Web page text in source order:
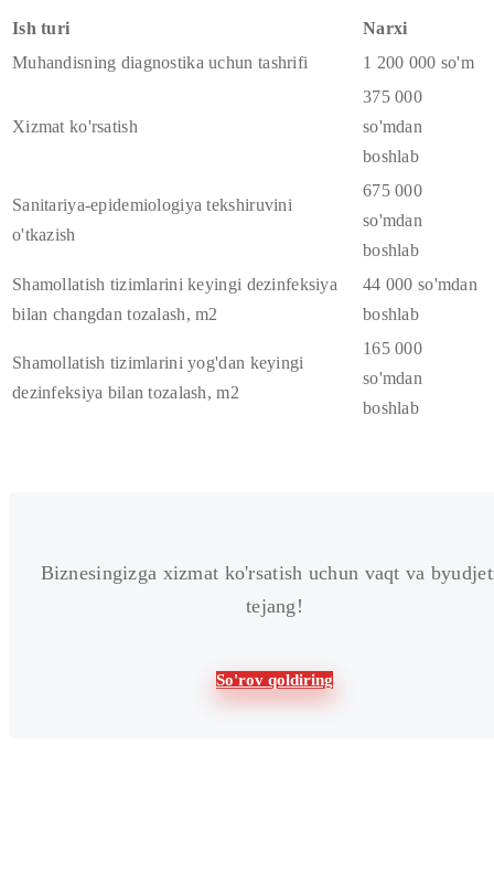
Ish turi
Narxi
Muhandisning diagnostika uchun tashrifi
1 200 000 so'm
Xizmat ko'rsatish
375 000
so'mdan
boshlab
Sanitariya-epidemiologiya tekshiruvini
o'tkazish
675 000
so'mdan
boshlab
Shamollatish tizimlarini keyingi dezinfeksiya
bilan changdan tozalash, m2
44 000 so'mdan
boshlab
Shamollatish tizimlarini yog'dan keyingi
dezinfeksiya bilan tozalash, m2
165 000
so'mdan
boshlab
Biznesingizga xizmat ko'rsatish uchun vaqt va
tejang!
So'rov qoldiring